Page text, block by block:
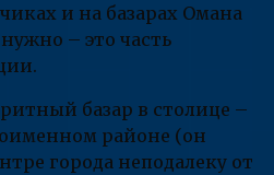
и на базарах Омана
– это часть
базар в столице –
районе (он
города неподалеку от